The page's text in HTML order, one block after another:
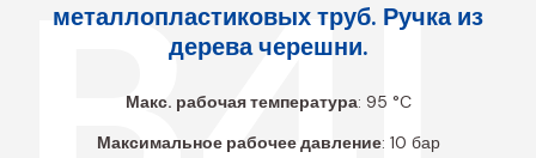
металлопластиковых труб. Ручка из
дерева черешни.
Макс. рабочая температура: 95 °C
Максимальное рабочее давление: 10 бар